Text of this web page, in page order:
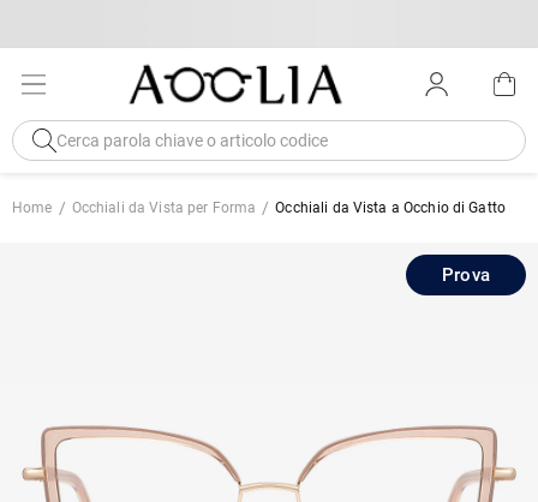
Home Occhiali da Vista per Forma Occhiali da Vista a Occhio di Gatto
Prova